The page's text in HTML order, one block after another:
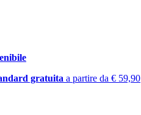
gratuita a partire da € 59,90